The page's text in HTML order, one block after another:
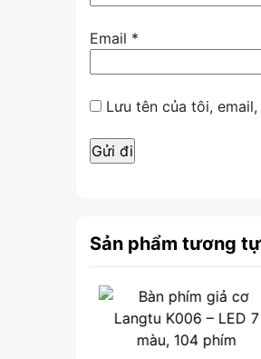
Email *
Lưu tên của tôi,
Sản phẩm tương tự